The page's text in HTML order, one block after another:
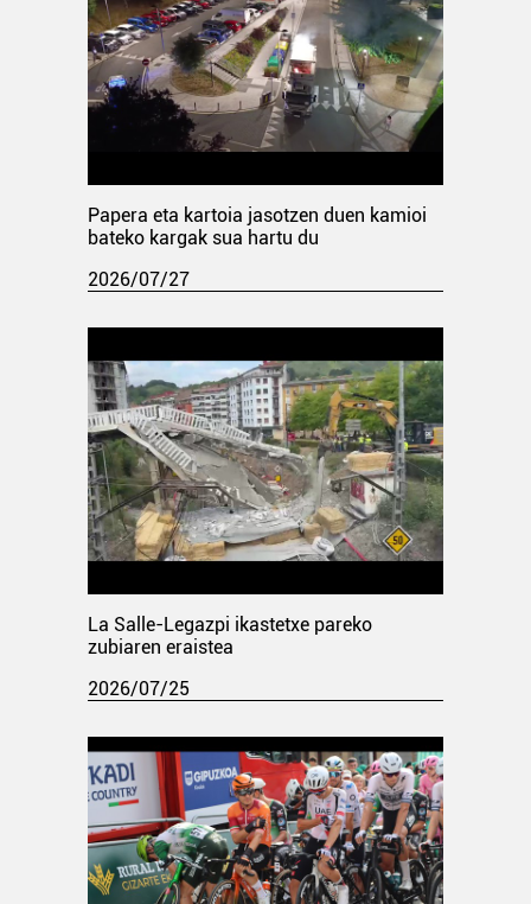
Papera eta kartoia jasotzen duen kamioi
bateko kargak sua hartu du
2026/07/27
La Salle-Legazpi ikastetxe pareko
zubiaren eraistea
2026/07/25